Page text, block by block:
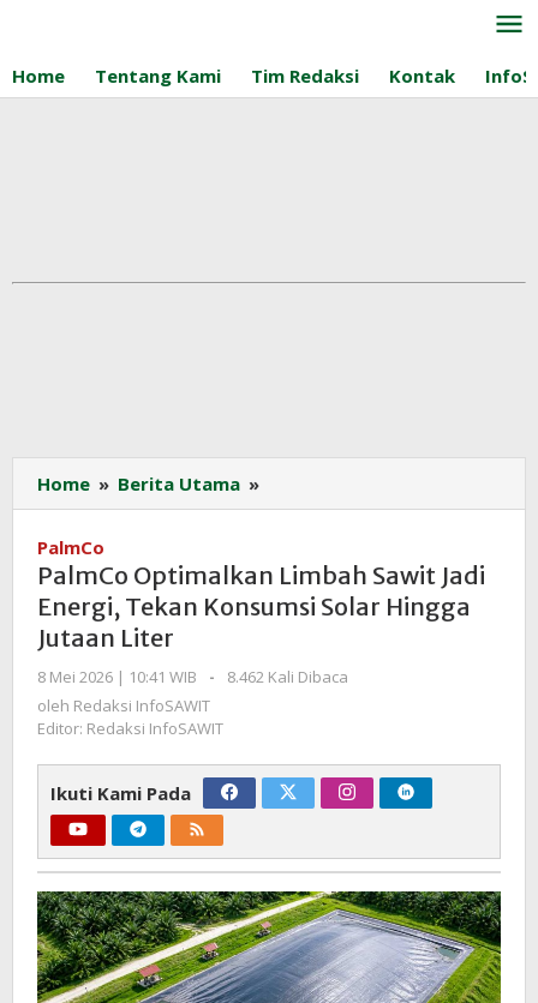
konten
Home Tentang Kami Tim Redaksi Kontak
Home » Berita Utama »
Optimalkan
Sawit
Jadi
Energi,
Konsumsi
Liter
PalmCo
PalmCo Optimalkan Limbah Sawit Jadi
Energi, Tekan Konsumsi Solar Hingga
Jutaan Liter
8 Mei 2026 | 10:41 WIB
oleh
Redaksi
InfoSAWIT
-
8.462 Kali Dibaca
oleh Redaksi InfoSAWIT
Editor: Redaksi InfoSAWIT
Ikuti Kami Pada